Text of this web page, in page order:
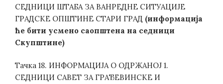
СЕДНИЦИ ШТАБА ЗА ВАНРЕДНЕ СИТУАЦИЈЕ
ГРАДСКЕ ОПШТИНЕ СТАРИ ГРАД (информација
ће бити усмено саопштена на седници
Скупштине)
Тачка 18. ИНФОРМАЦИЈА О ОДРЖАНОЈ 1.
СЕДНИЦИ САВЕТ ЗА ГРАЂЕВИНСКЕ И